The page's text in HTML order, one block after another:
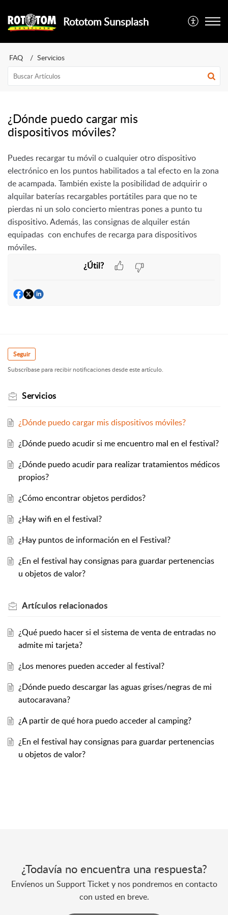
Rototom Sunsplash
FAQ Servicios
¿Dónde puedo cargar mis
dispositivos móviles?
Puedes recargar tu móvil o cualquier otro dispositivo
electrónico en los puntos habilitados a tal efecto en la zona
de acampada. También existe la posibilidad de adquirir o
alquilar baterías recargables portátiles para que no te
pierdas ni un solo concierto mientras pones a punto tu
dispositivo. Además, las consignas de alquiler están
equipadas con enchufes de recarga para dispositivos
móviles.
¿Útil?
Seguir
Subscríbase para recibir notificaciones desde este artículo.
Servicios
¿Dónde puedo cargar mis dispositivos móviles?
¿Dónde puedo acudir si me encuentro mal en el festival?
¿Dónde puedo acudir para realizar tratamientos médicos
propios?
¿Cómo encontrar objetos perdidos?
¿Hay wifi en el festival?
¿Hay puntos de información en el Festival?
¿En el festival hay consignas para guardar pertenencias
u objetos de valor?
Artículos relacionados
¿Qué puedo hacer si el sistema de venta de entradas no
admite mi tarjeta?
¿Los menores pueden acceder al festival?
¿Dónde puedo descargar las aguas grises/negras de mi
autocaravana?
¿A partir de qué hora puedo acceder al camping?
¿En el festival hay consignas para guardar pertenencias
u objetos de valor?
¿Todavía no encuentra una respuesta?
Envíenos un Support Ticket y nos pondremos en contacto
con usted en breve.